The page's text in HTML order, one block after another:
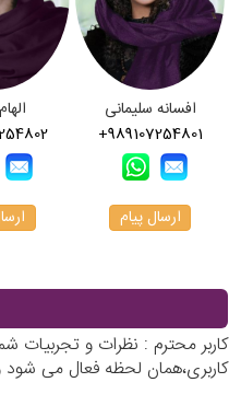
افسانه سلیمانی
+989107254801
ارسال پیام
کاربر محترم : نظرات و تجربیات
کاربری،همان لحظه فعال می